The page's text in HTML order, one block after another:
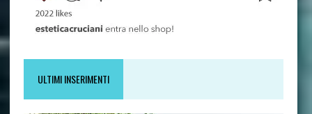
ULTIMI INSERIMENTI